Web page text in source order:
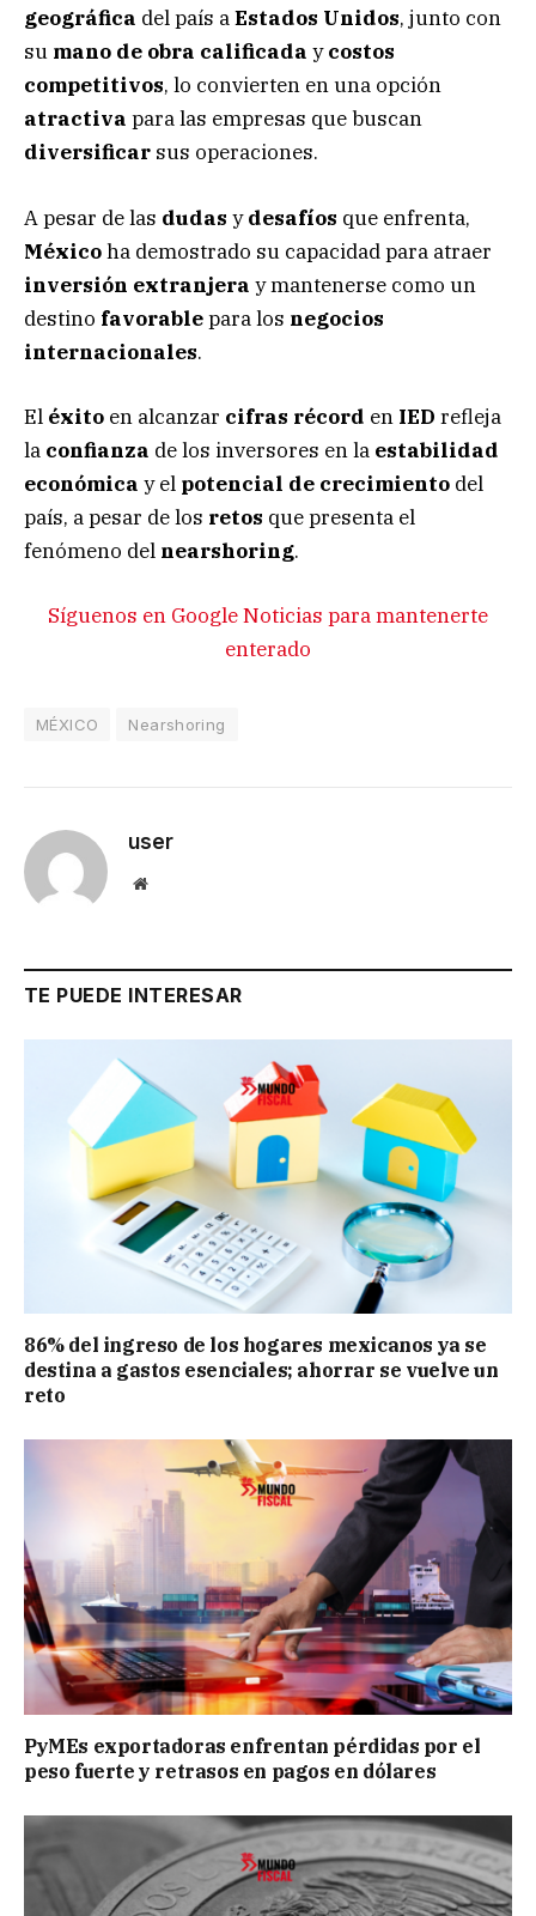
geográfica del país aEstados Unidos, junto con
su mano de obra calificada ycostos
competitivos, lo convierten en una opción
atractiva para las empresas que buscan
diversificar sus operaciones.
A pesar de las dudas ydesafíos que enfrenta,
Méxicoha demostrado su capacidad para atraer
inversión extranjera y mantenerse como un
destino favorablepara los negocios
internacionales.
El éxito en alcanzar cifras récord en IED refleja
la confianza de los inversores en la estabilidad
económica y el potencial de crecimiento del
país, a pesar de los retos que presenta el
fenómeno del nearshoring.
Síguenos en Google Noticias para mantenerte
enterado
MÉXICO Nearshoring
user
Website
TE PUEDE INTERESAR
86% del ingreso de los hogares mexicanos ya se
destina a gastos esenciales; ahorrar se vuelve un
reto
PyMEs exportadoras enfrentan pérdidas por el
peso fuerte y retrasos en pagos en dólares